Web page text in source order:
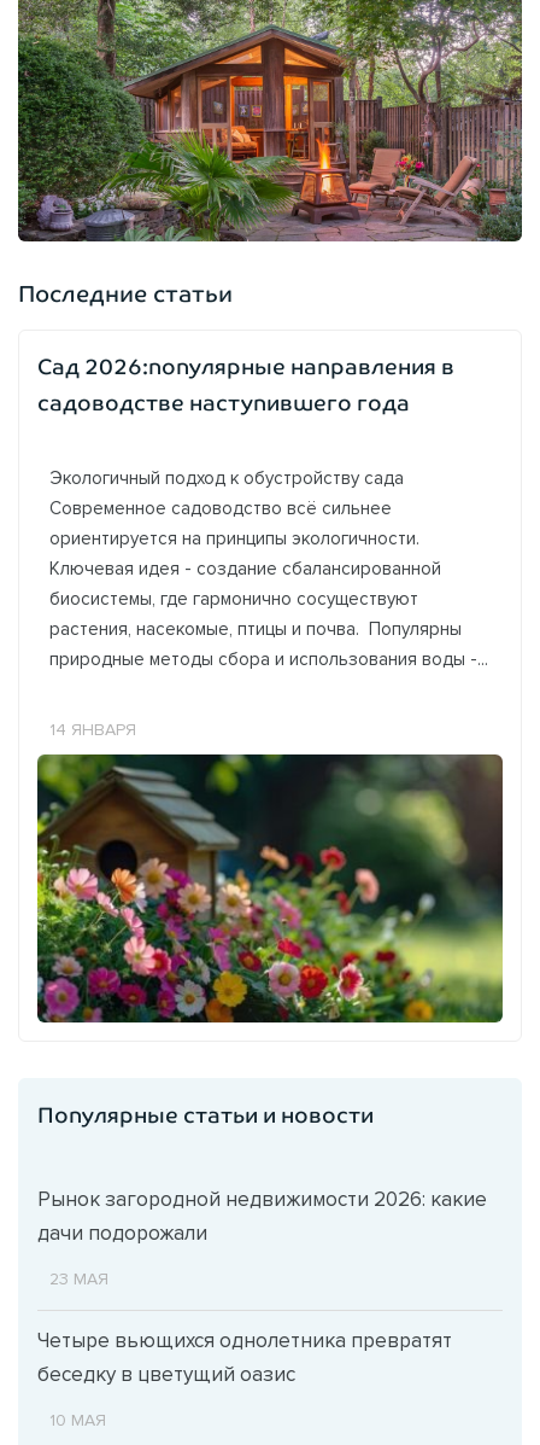
Последние статьи
Сад 2026:популярные направления в
садоводстве наступившего года
Экологичный подход к обустройству сада
Современное садоводство всё сильнее
ориентируется на принципы экологичности.
Ключевая идея - создание сбалансированной
биосистемы, где гармонично сосуществуют
растения, насекомые, птицы и почва. Популярны
природные методы сбора и использования воды -...
14 ЯНВАРЯ
Популярные статьи и новости
Рынок загородной недвижимости 2026: какие
дачи подорожали
23 МАЯ
Четыре вьющихся однолетника превратят
беседку в цветущий оазис
10 МАЯ